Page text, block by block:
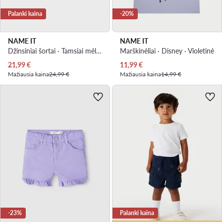
Palanki kaina
NAME IT
Džinsiniai šortai · Tamsiai mėlyna
Dabartinė kaina
21,99€
Mažiausia kaina24,99 €
-20%
NAME IT
Marškinėliai · Disney · Violetinė
Dabartinė kaina
11,99€
Mažiausia kaina14,99 €
-23% Palanki kaina